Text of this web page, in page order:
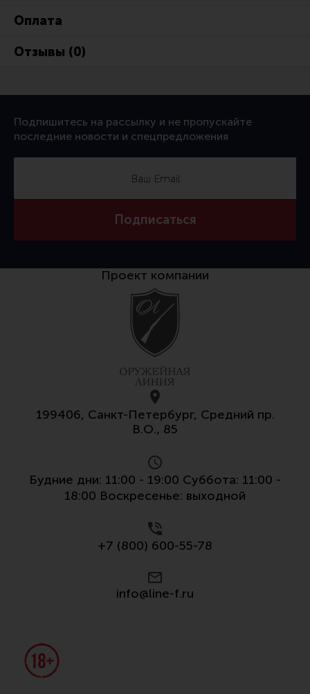
Инструменты и другие аксессуары
Линия Огня Медиа
Мероприятия
Обзоры
Оплата
Отзывы (0)
Подпишитесь на рассылку и не пропускайте
последние новости и спецпредложения
Подписаться
Проект компании
199406, Санкт-Петербург, Средний пр.
В.О., 85
Будние дни: 11:00 - 19:00 Суббота: 11:00 -
18:00 Воскресенье: выходной
+7 (800) 600-55-78
info@line-f.ru